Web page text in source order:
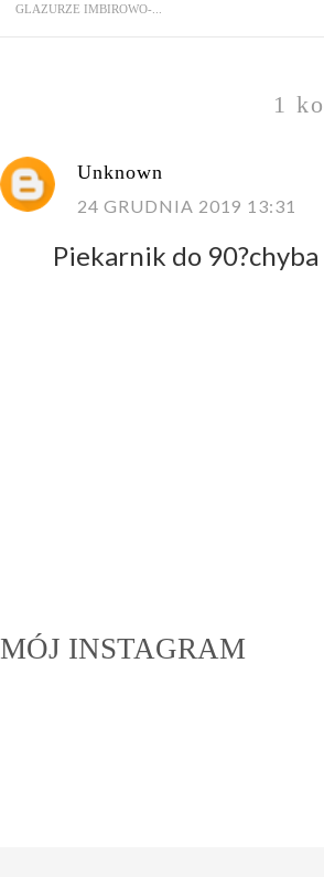
GLAZURZE IMBIROWO-...
1
Unknown
24 GRUDNIA 2019 13:31
Piekarnik do 90?chyba
MÓJ INSTAGRAM